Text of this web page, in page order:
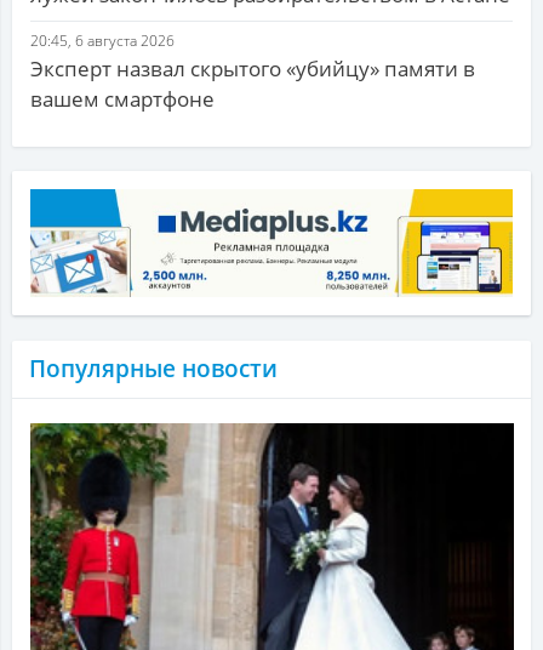
20:45, 6 августа 2026
Эксперт назвал скрытого «убийцу» памяти в
вашем смартфоне
Популярные новости